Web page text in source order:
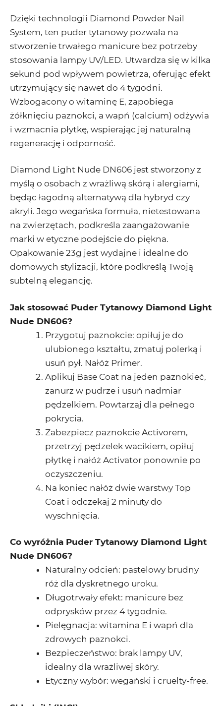
Dzięki technologii Diamond Powder Nail
System, ten puder tytanowy pozwala na
stworzenie trwałego manicure bez potrzeby
stosowania lampy UV/LED. Utwardza się w kilka
sekund pod wpływem powietrza, oferując efekt
utrzymujący się nawet do 4 tygodni.
Wzbogacony o witaminę E, zapobiega
żółknięciu paznokci, a wapń (calcium) odżywia
i wzmacnia płytkę, wspierając jej naturalną
regenerację i odporność.
Diamond Light Nude DN606 jest stworzony z
myślą o osobach z wrażliwą skórą i alergiami,
będąc łagodną alternatywą dla hybryd czy
akryli. Jego wegańska formuła, nietestowana
na zwierzętach, podkreśla zaangażowanie
marki w etyczne podejście do piękna.
Opakowanie 23g jest wydajne i idealne do
domowych stylizacji, które podkreślą Twoją
subtelną elegancję.
Jak stosować Puder Tytanowy Diamond Light
Nude DN606?
Przygotuj paznokcie: opiłuj je do
ulubionego kształtu, zmatuj polerką i
usuń pył. Nałóż Primer.
Aplikuj Base Coat na jeden paznokieć,
zanurz w pudrze i usuń nadmiar
pędzelkiem. Powtarzaj dla pełnego
pokrycia.
Zabezpiecz paznokcie Activorem,
przetrzyj pędzelek wacikiem, opiłuj
płytkę i nałóż Activator ponownie po
oczyszczeniu.
Na koniec nałóż dwie warstwy Top
Coat i odczekaj 2 minuty do
wyschnięcia.
Co wyróżnia Puder Tytanowy Diamond Light
Nude DN606?
Naturalny odcień: pastelowy brudny
róż dla dyskretnego uroku.
Długotrwały efekt: manicure bez
odprysków przez 4 tygodnie.
Pielęgnacja: witamina E i wapń dla
zdrowych paznokci.
Bezpieczeństwo: brak lampy UV,
idealny dla wrażliwej skóry.
Etyczny wybór: wegański i cruelty-free.